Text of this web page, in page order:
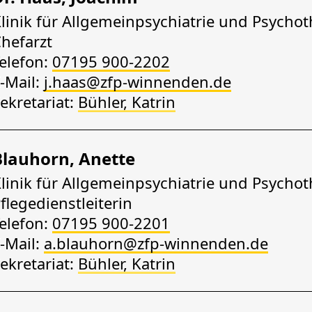
für Allgemeinpsychiatrie und
07195 900-2202
Mail: j.haas@zfp-winnenden.de
Bühler, Katrin
Anette
für Allgemeinpsychiatrie und
07195 900-2201
Mail: a.blauhorn@zfp-winnenden.de
Bühler, Katrin